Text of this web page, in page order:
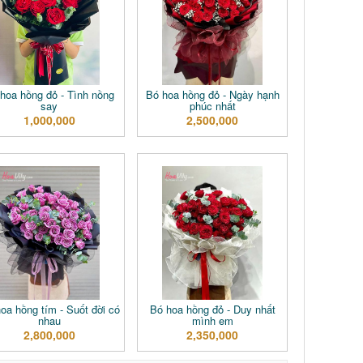
hồng đỏ - Tình nồng
say
1,000,000
Bó hoa hồng đỏ - Ngày hạnh
phúc nhất
2,500,000
hồng tím - Suốt đời có
nhau
2,800,000
Bó hoa hồng đỏ - Duy nhất
mình em
2,350,000